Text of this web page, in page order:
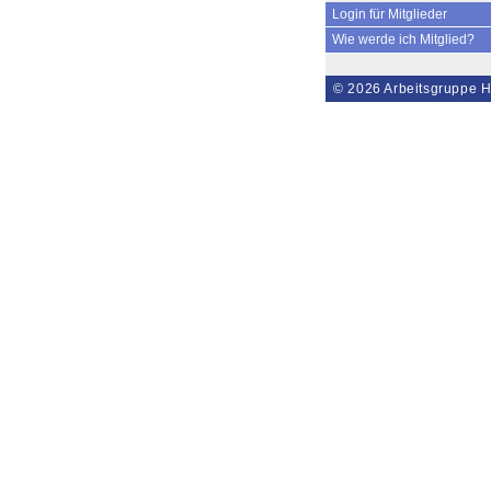
Login für Mitglieder
Wie werde ich Mitglied?
© 2026 Arbeitsgruppe